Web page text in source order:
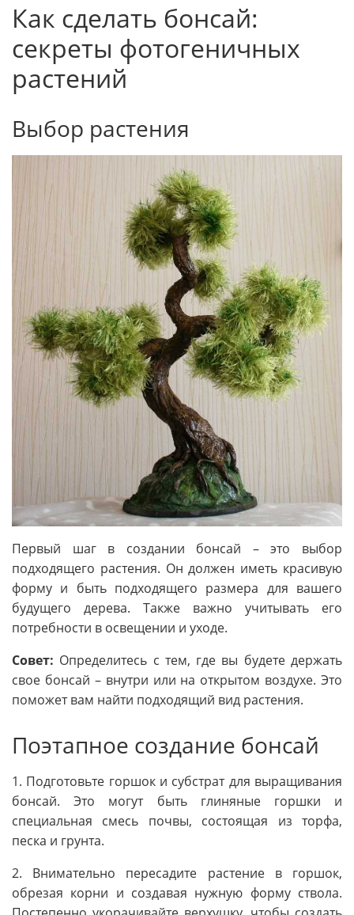
Как сделать бонсай:
секреты фотогеничных
растений
Выбор растения
Первый шаг в создании бонсай – это выбор
подходящего растения. Он должен иметь красивую
форму и быть подходящего размера для вашего
будущего дерева. Также важно учитывать его
потребности в освещении и уходе.
Совет: Определитесь с тем, где вы будете держать
свое бонсай – внутри или на открытом воздухе. Это
поможет вам найти подходящий вид растения.
Поэтапное создание бонсай
1. Подготовьте горшок и субстрат для выращивания
бонсай. Это могут быть глиняные горшки и
специальная смесь почвы, состоящая из торфа,
песка и грунта.
2. Внимательно пересадите растение в горшок,
обрезая корни и создавая нужную форму ствола.